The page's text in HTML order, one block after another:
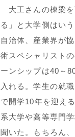
大工さんの棟梁を
る」と大学側はい
自治体、産業界が
術スペシャリスト
ーンシップは40～
入れる。学生の就
で開学10年を迎え
系大学や高等専門
聞いた。もちろん